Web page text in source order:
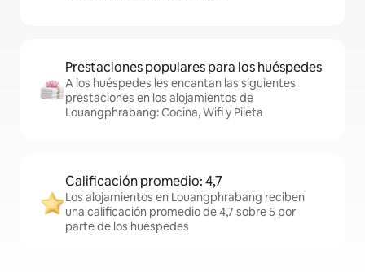
Prestaciones populares para los huéspedes
A los huéspedes les encantan las siguientes
prestaciones en los alojamientos de
Louangphrabang: Cocina, Wifi y Pileta
Calificación promedio: 4,7
Los alojamientos en Louangphrabang reciben
una calificación promedio de 4,7 sobre 5 por
parte de los huéspedes